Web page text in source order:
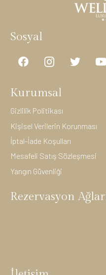
Sosyal
Kurumsal
Gizlilik Politikası
Kişisel Verilerin Korunması
İptal-İade Koşulları
Mesafeli Satış Sözleşmesi
Yangın Güvenliği
Rezervasyon